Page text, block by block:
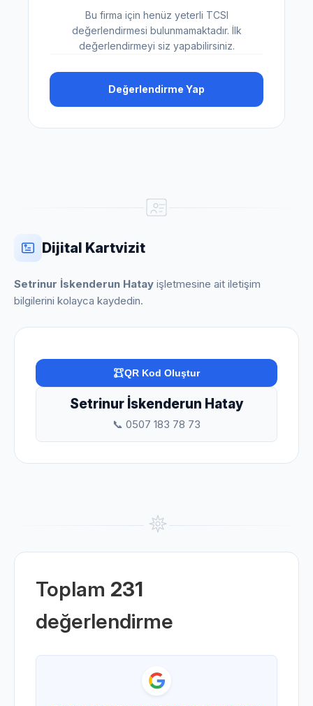
Bu firma için henüz yeterli TCSI
değerlendirmesi bulunmamaktadır. İlk
değerlendirmeyi siz yapabilirsiniz.
Değerlendirme Yap
Dijital Kartvizit
Setrinur İskenderun Hatay işletmesine ait iletişim
bilgilerini kolayca kaydedin.
QR Kod Oluştur
Setrinur İskenderun Hatay
📞 0507 183 78 73
Toplam 231
değerlendirme